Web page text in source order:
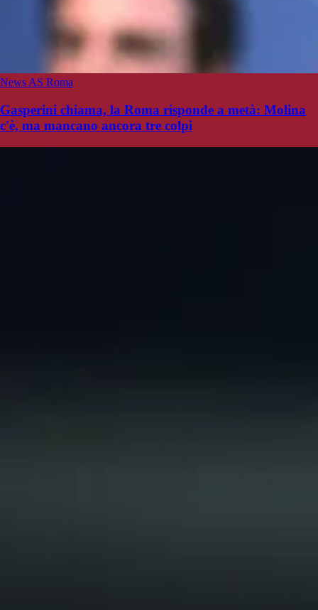
News AS Roma
Gasperini chiama, la Roma risponde a metà: Molina
c'è, ma mancano ancora tre colpi